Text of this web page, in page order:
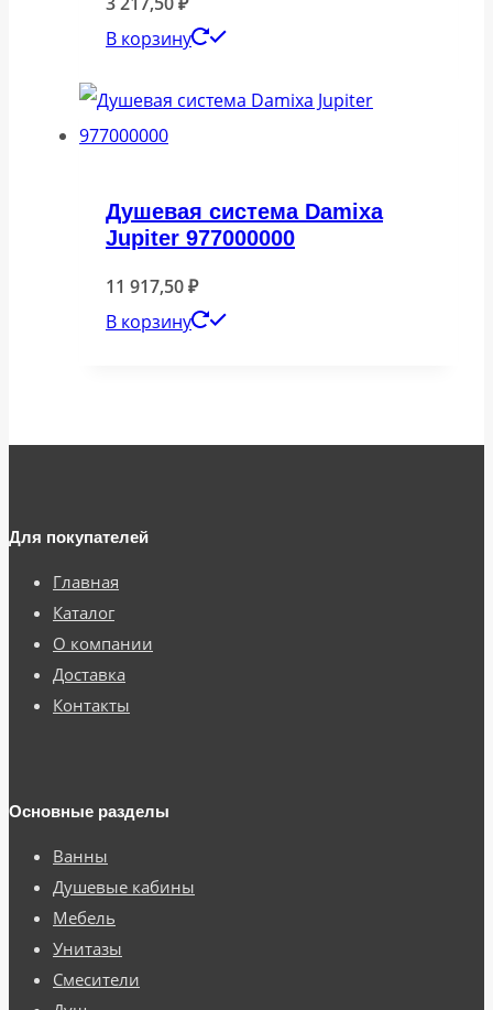
В корзину
Душевая система Damixa
Jupiter 977000000
11 917,50₽
В корзину
Для покупателей
Главная
Каталог
О компании
Доставка
Контакты
Основные разделы
Ванны
Душевые кабины
Мебель
Унитазы
Смесители